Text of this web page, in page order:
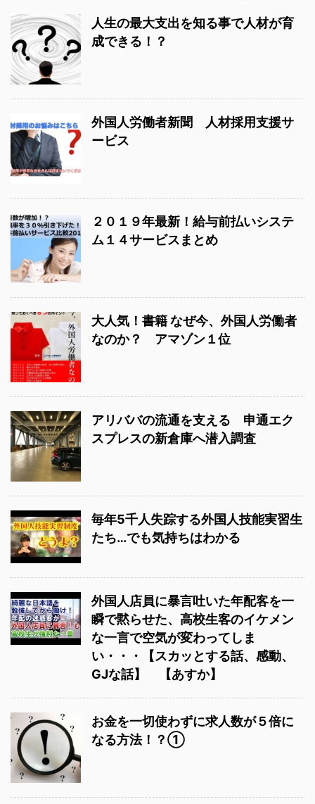
人生の最大支出を知る事で人材が育
成できる！？
外国人労働者新聞 人材採用支援サ
ービス
２０１９年最新！給与前払いシステ
ム１４サービスまとめ
大人気！書籍 なぜ今、外国人労働者
なのか？ アマゾン１位
アリババの流通を支える 申通エク
スプレスの新倉庫へ潜入調査
毎年5千人失踪する外国人技能実習生
たち…でも気持ちはわかる
外国人店員に暴言吐いた年配客を一
瞬で黙らせた、高校生客のイケメン
な一言で空気が変わってしま
い・・・【スカッとする話、感動、
GJな話】 【あすか】
お金を一切使わずに求人数が５倍に
なる方法！？①